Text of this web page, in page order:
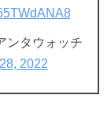
タウォッチ
2022